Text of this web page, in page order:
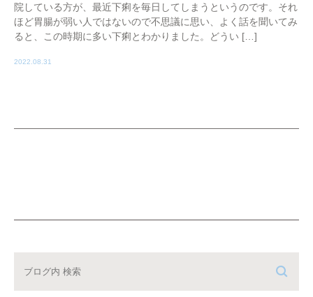
院している方が、最近下痢を毎日してしまうというのです。それ
ほど胃腸が弱い人ではないので不思議に思い、よく話を聞いてみ
ると、この時期に多い下痢とわかりました。どうい […]
2022.08.31